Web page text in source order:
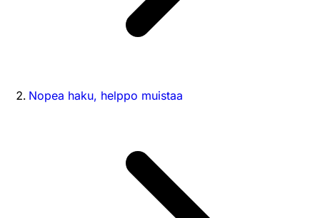
Nopea haku, helppo muistaa